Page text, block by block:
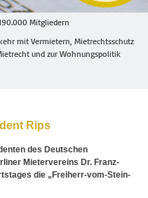
Mitgliedern
mit Vermietern, Mietrechtsschutz
und zur Wohnungspolitik
Rips
des Deutschen
Mietervereins Dr. Franz-
die „Freiherr-vom-Stein-